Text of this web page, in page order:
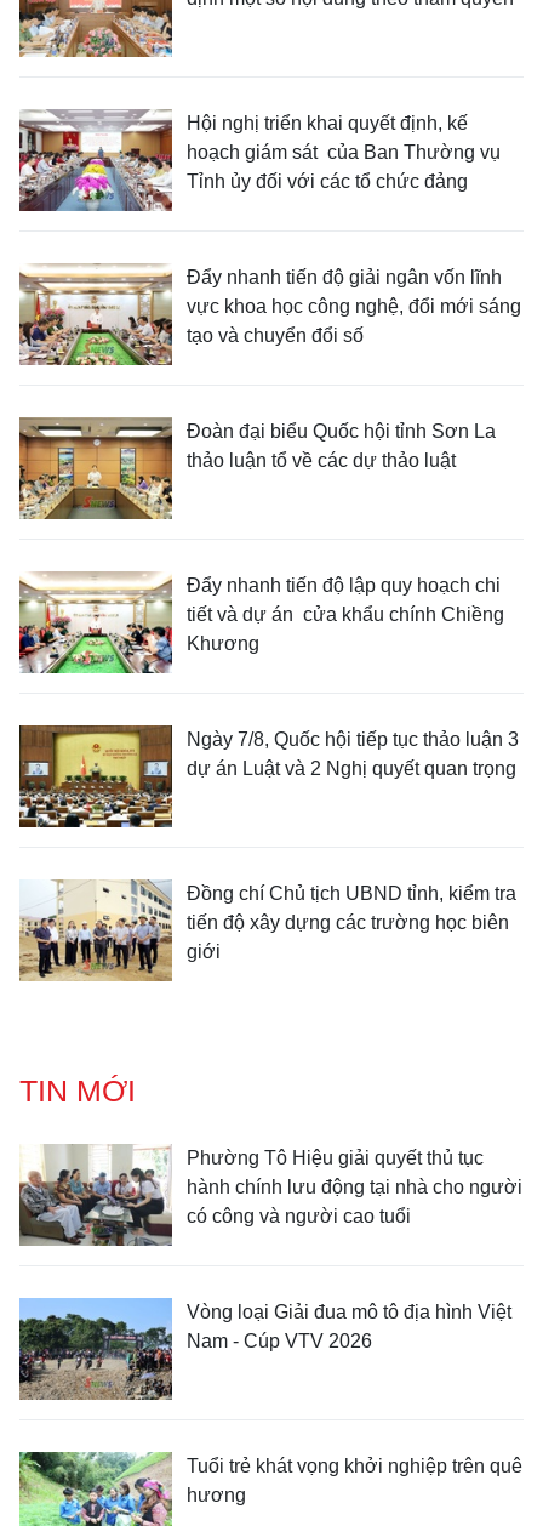
Hội nghị triển khai quyết định, kế
hoạch giám sát của Ban Thường vụ
Tỉnh ủy đối với các tổ chức đảng
Đẩy nhanh tiến độ giải ngân vốn lĩnh
vực khoa học công nghệ, đổi mới sáng
tạo và chuyển đổi số
Đoàn đại biểu Quốc hội tỉnh Sơn La
thảo luận tổ về các dự thảo luật
Đẩy nhanh tiến độ lập quy hoạch chi
tiết và dự án cửa khẩu chính Chiềng
Khương
Ngày 7/8, Quốc hội tiếp tục thảo luận 3
dự án Luật và 2 Nghị quyết quan trọng
Đồng chí Chủ tịch UBND tỉnh, kiểm tra
tiến độ xây dựng các trường học biên
giới
TIN MỚI
Phường Tô Hiệu giải quyết thủ tục
hành chính lưu động tại nhà cho người
có công và người cao tuổi
Vòng loại Giải đua mô tô địa hình Việt
Nam - Cúp VTV 2026
Tuổi trẻ khát vọng khởi nghiệp trên quê
hương